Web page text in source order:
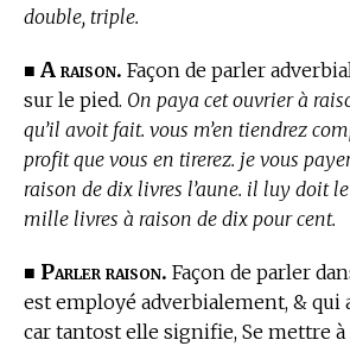
double, triple.
■ A raison. Façon de parler
sur le pied. On paya cet ouvrier à
qu’il avoit fait. vous m’en tiendrez
profit que vous en tirerez. je vous
raison de dix livres l’aune. il luy doit
mille livres à raison de dix pour cent.
■ Parler raison. Façon de parler
est employé adverbialement, & qui
car tantost elle signifie, Se mettre à